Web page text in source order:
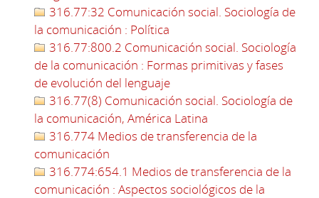
316.77:32 Comunicación social. Sociología de
la comunicación : Política
316.77:800.2 Comunicación social. Sociología
de la comunicación : Formas primitivas y fases
de evolución del lenguaje
316.77(8) Comunicación social. Sociología de
la comunicación, América Latina
316.774 Medios de transferencia de la
comunicación
316.774:654.1 Medios de transferencia de la
comunicación : Aspectos sociológicos de la